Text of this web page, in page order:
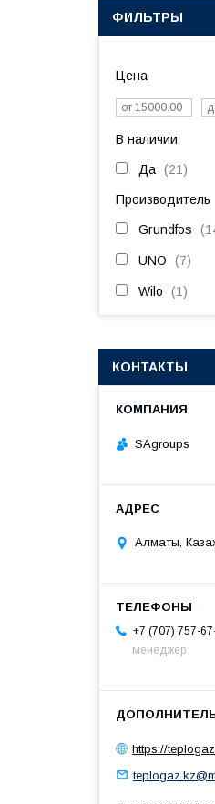
ФИЛЬТРЫ
Цена
В наличии
Да 21
Производитель
Grundfos
UNO 7
Wilo 1
КОНТАКТЫ
SAgroups
Алматы,
+7 (707) 757-
менеджер
https://